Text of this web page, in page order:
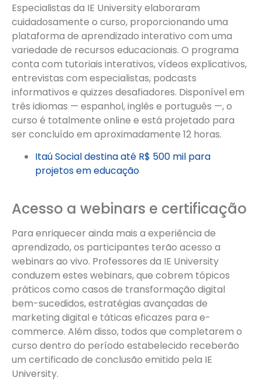
Especialistas da IE University elaboraram
cuidadosamente o curso, proporcionando uma
plataforma de aprendizado interativo com uma
variedade de recursos educacionais. O programa
conta com tutoriais interativos, vídeos explicativos,
entrevistas com especialistas, podcasts
informativos e quizzes desafiadores. Disponível em
três idiomas — espanhol, inglês e português —, o
curso é totalmente online e está projetado para
ser concluído em aproximadamente 12 horas.
Itaú Social destina até R$ 500 mil para
projetos em educação
Acesso a webinars e certificação
Para enriquecer ainda mais a experiência de
aprendizado, os participantes terão acesso a
webinars ao vivo. Professores da IE University
conduzem estes webinars, que cobrem tópicos
práticos como casos de transformação digital
bem-sucedidos, estratégias avançadas de
marketing digital e táticas eficazes para e-
commerce. Além disso, todos que completarem o
curso dentro do período estabelecido receberão
um certificado de conclusão emitido pela IE
University.